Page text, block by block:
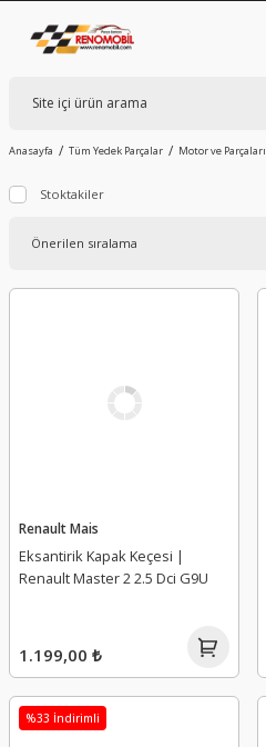
Anasayfa Tüm Yedek Parçalar Motor ve Parçaları
Stoktakiler
Renault Mais
Eksantirik Kapak Keçesi |
Renault Master 2 2.5 Dci G9U
1.199,00 ₺
%33 İndirimli